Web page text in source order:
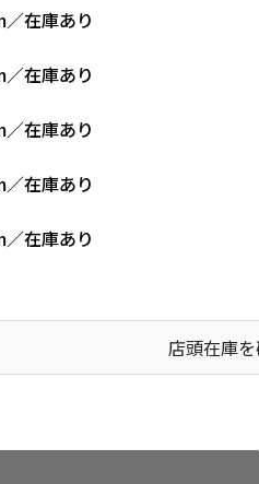
／在庫あり
／在庫あり
／在庫あり
／在庫あり
／在庫あり
店頭在庫